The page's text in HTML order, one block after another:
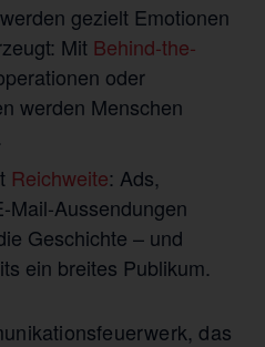
gezielt Emotionen
Mit Behind-the-
oder
werden Menschen
Reichweite: Ads,
Mail-Aussendungen
Geschichte – und
ein breites Publikum.
das